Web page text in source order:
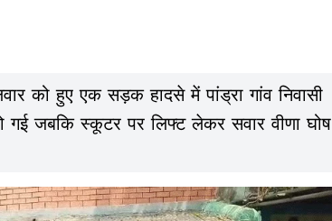
को हुए एक सड़क हादसे में पांड्रा गांव निवासी
गई जबकि स्कूटर पर लिफ्ट लेकर सवार वीणा घोष